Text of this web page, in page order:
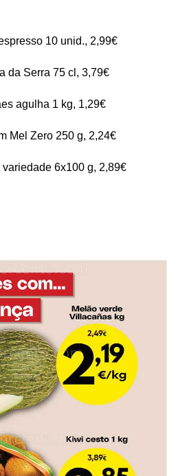
10 unid., 2,99€
da Serra 75 cl, 3,79€
agulha 1 kg, 1,29€
Mel Zero 250 g, 2,24€
6x100 g, 2,89€